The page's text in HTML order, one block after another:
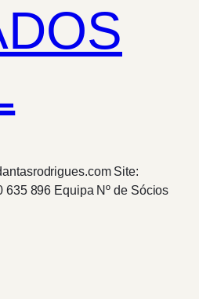
Site:
896 Equipa Nº de Sócios